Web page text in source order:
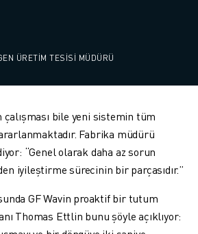
ÜRETIM TESISI MÜDÜRÜ
bile yeni sistemin tüm
Fabrika müdürü
“Genel olarak daha az sorun
iyileştirme sürecinin bir parçasıdır.”
GF Wavin proaktif bir tutum
Thomas Ettlin bunu şöyle açıklıyor: